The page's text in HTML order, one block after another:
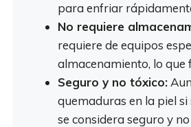
para enfriar
No requiere
requiere de equipos
almacenamiento, lo
Seguro y no tóxico:
quemaduras en la piel
se considera seguro y